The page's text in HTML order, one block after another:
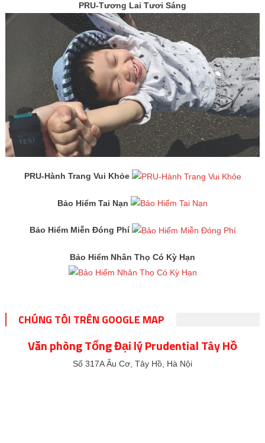
PRU-Tương Lai Tươi Sáng
PRU-Hành Trang Vui Khỏe
Bảo Hiểm Tai Nạn
Bảo Hiểm Miễn Đóng Phí
Bảo Hiểm Nhân Thọ Có Kỳ Hạn
CHÚNG TÔI TRÊN GOOGLE MAP
Văn phòng Tổng Đại lý Prudential Tây Hồ
Số 317A Âu Cơ, Tây Hồ, Hà Nội